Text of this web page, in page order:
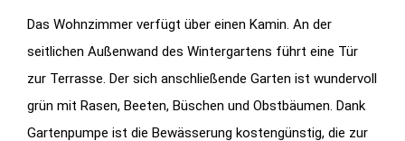
Das Wohnzimmer verfügt über einen Kamin. An der
seitlichen Außenwand des Wintergartens führt eine Tür
zur Terrasse. Der sich anschließende Garten ist wundervoll
grün mit Rasen, Beeten, Büschen und Obstbäumen. Dank
Gartenpumpe ist die Bewässerung kostengünstig, die zur